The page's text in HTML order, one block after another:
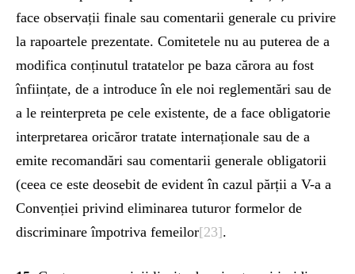
face observații finale sau comentarii generale cu privire
la rapoartele prezentate. Comitetele nu au puterea de a
modifica conținutul tratatelor pe baza cărora au fost
înființate, de a introduce în ele noi reglementări sau de
a le reinterpreta pe cele existente, de a face obligatorie
interpretarea oricăror tratate internaționale sau de a
emite recomandări sau comentarii generale obligatorii
(ceea ce este deosebit de evident în cazul părții a V-a a
Convenției privind eliminarea tuturor formelor de
discriminare împotriva femeilor[23].